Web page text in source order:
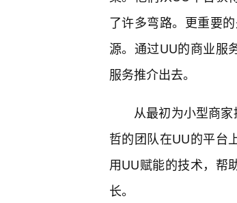
了许多弯路。更重要
源。通过UU的商业服
服务推介出去。
从最初为小型商
哲的团队在UU的平台
用UU赋能的技术，帮
长。